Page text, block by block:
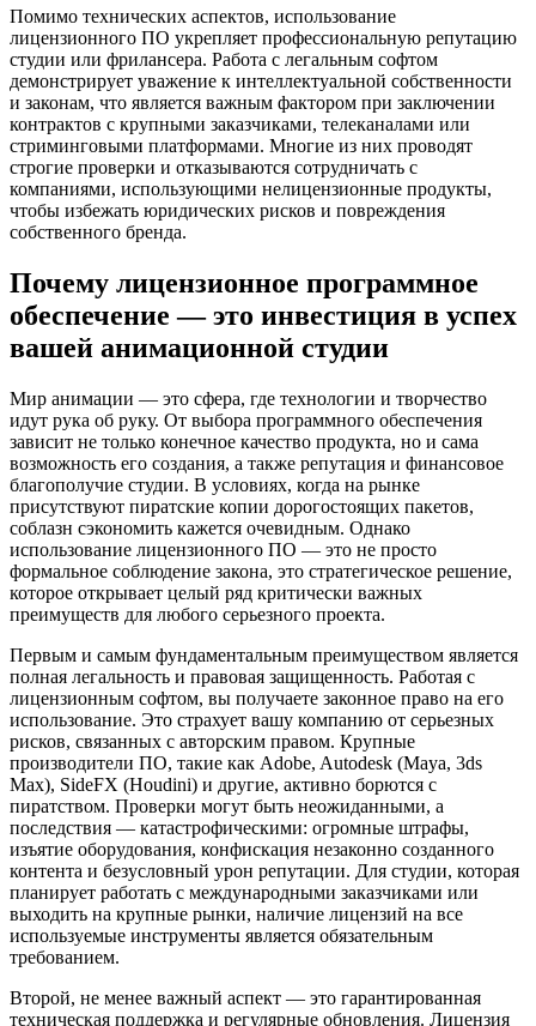
Помимо технических аспектов, использование
лицензионного ПО укрепляет профессиональную репутацию
студии или фрилансера. Работа с легальным софтом
демонстрирует уважение к интеллектуальной собственности
и законам, что является важным фактором при заключении
контрактов с крупными заказчиками, телеканалами или
стриминговыми платформами. Многие из них проводят
строгие проверки и отказываются сотрудничать с
компаниями, использующими нелицензионные продукты,
чтобы избежать юридических рисков и повреждения
собственного бренда.
Почему лицензионное программное
обеспечение — это инвестиция в успех
вашей анимационной студии
Мир анимации — это сфера, где технологии и творчество
идут рука об руку. От выбора программного обеспечения
зависит не только конечное качество продукта, но и сама
возможность его создания, а также репутация и финансовое
благополучие студии. В условиях, когда на рынке
присутствуют пиратские копии дорогостоящих пакетов,
соблазн сэкономить кажется очевидным. Однако
использование лицензионного ПО — это не просто
формальное соблюдение закона, это стратегическое решение,
которое открывает целый ряд критически важных
преимуществ для любого серьезного проекта.
Первым и самым фундаментальным преимуществом является
полная легальность и правовая защищенность. Работая с
лицензионным софтом, вы получаете законное право на его
использование. Это страхует вашу компанию от серьезных
рисков, связанных с авторским правом. Крупные
производители ПО, такие как Adobe, Autodesk (Maya, 3ds
Max), SideFX (Houdini) и другие, активно борются с
пиратством. Проверки могут быть неожиданными, а
последствия — катастрофическими: огромные штрафы,
изъятие оборудования, конфискация незаконно созданного
контента и безусловный урон репутации. Для студии, которая
планирует работать с международными заказчиками или
выходить на крупные рынки, наличие лицензий на все
используемые инструменты является обязательным
требованием.
Второй, не менее важный аспект — это гарантированная
техническая поддержка и регулярные обновления. Лицензия